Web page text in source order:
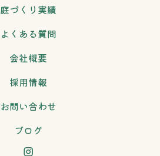
庭づくり実績
よくある質問
会社概要
採用情報
お問い合わせ
ブログ